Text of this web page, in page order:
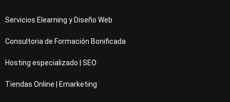
Servicios Elearning y Diseño Web
Consultoria de Formación Bonificada
Hosting especializado | SEO
Tiendas Online | Emarketing